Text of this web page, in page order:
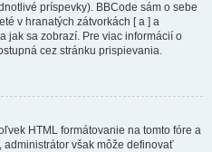
príspevky). BBCode sám o sebe
v hranatých zátvorkách [ a ] a
jak sa zobrazí. Pre viac informácií o
cez stránku prispievania.
HTML formátovanie na tomto fóre a
však môže definovať